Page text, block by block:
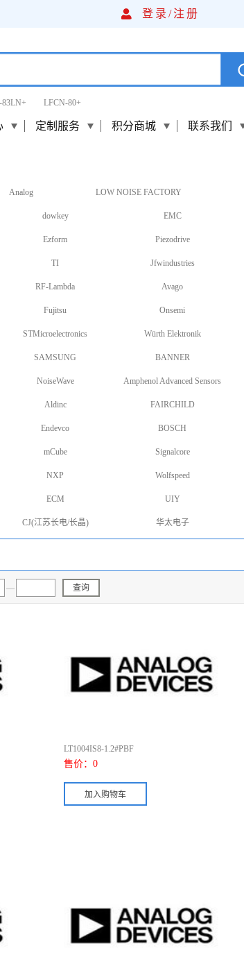
登录/注册
LFCN-80+
定制服务 积分商城 联系我们
Analog LOW NOISE FACTORY
dowkey EMC
Ezform Piezodrive
TI Jfwindustries
RF-Lambda Avago
Fujitsu Onsemi
STMicroelectronics Würth Elektronik
SAMSUNG BANNER
NoiseWave Amphenol Advanced Sensors
Aldinc FAIRCHILD
Endevco BOSCH
mCube Signalcore
NXP Wolfspeed
ECM UIY
CJ(江苏长电/长晶) 华太电子
— 查询
LT1004IS8-1.2#PBF
售价： 0